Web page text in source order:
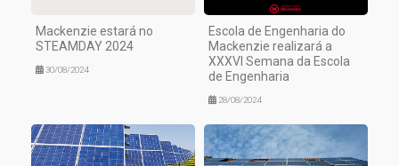
Mackenzie estará no
STEAMDAY 2024
30/08/2024
Escola de Engenharia do
Mackenzie realizará a
XXXVI Semana da Escola
de Engenharia
28/08/2024